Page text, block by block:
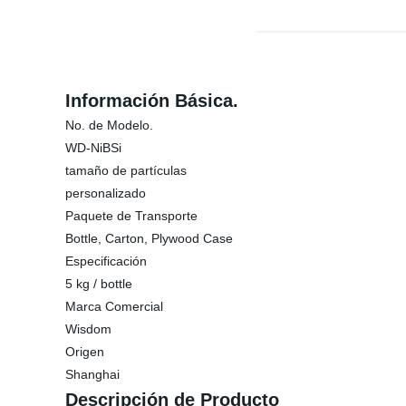
Información Básica.
No. de Modelo.
WD-NiBSi
tamaño de partículas
personalizado
Paquete de Transporte
Bottle, Carton, Plywood Case
Especificación
5 kg / bottle
Marca Comercial
Wisdom
Origen
Shanghai
Descripción de Producto